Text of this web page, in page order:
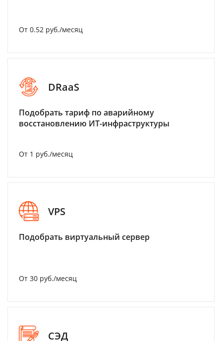
От 0.52 руб./месяц
DRaaS
Подобрать тариф по аварийному
восстановлению ИТ-инфраструктуры
От 1 руб./месяц
VPS
Подобрать виртуальный сервер
От 30 руб./месяц
СЭД